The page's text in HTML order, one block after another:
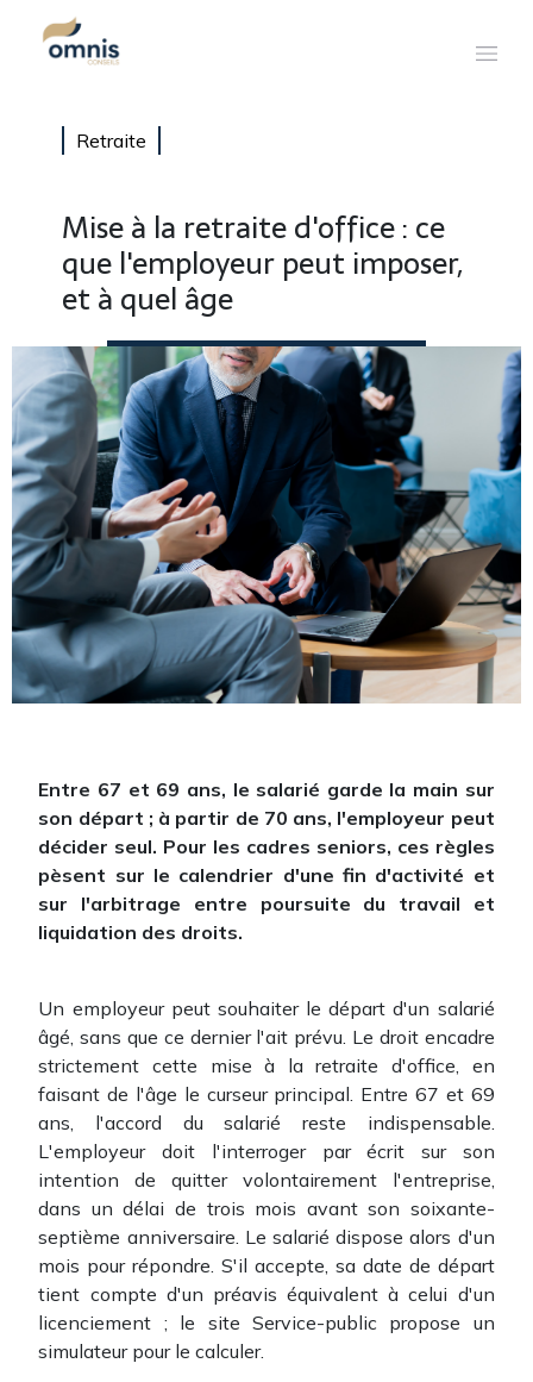
Retraite
Mise à la retraite d'office : ce
que l'employeur peut imposer,
et à quel âge
Entre 67 et 69 ans, le salarié garde la main sur
son départ ; à partir de 70 ans, l'employeur peut
décider seul. Pour les cadres seniors, ces règles
pèsent sur le calendrier d'une fin d'activité et
sur l'arbitrage entre poursuite du travail et
liquidation des droits.
Un employeur peut souhaiter le départ d'un salarié
âgé, sans que ce dernier l'ait prévu. Le droit encadre
strictement cette mise à la retraite d'office, en
faisant de l'âge le curseur principal. Entre 67 et 69
ans, l'accord du salarié reste indispensable.
L'employeur doit l'interroger par écrit sur son
intention de quitter volontairement l'entreprise,
dans un délai de trois mois avant son soixante-
septième anniversaire. Le salarié dispose alors d'un
mois pour répondre. S'il accepte, sa date de départ
tient compte d'un préavis équivalent à celui d'un
licenciement ; le site Service-public propose un
simulateur pour le calculer.